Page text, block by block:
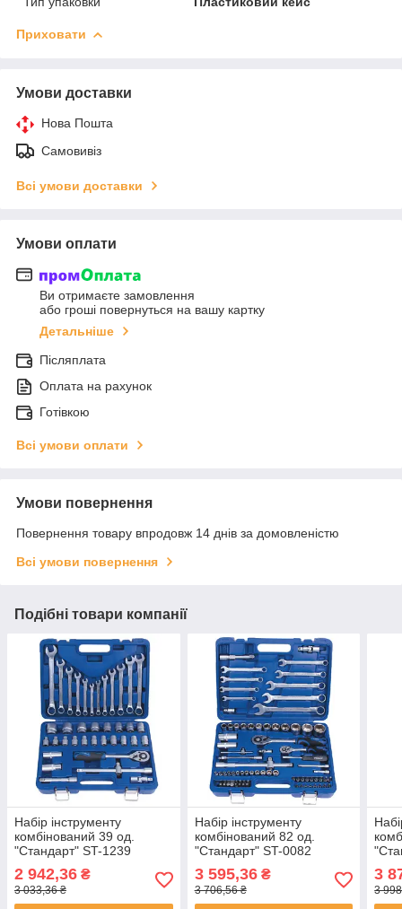
Приховати
Умови доставки
Нова Пошта
Самовивіз
Всі умови доставки
Умови оплати
Ви отримаєте замовлення
або гроші повернуться на вашу картку
Детальніше
Післяплата
Оплата на рахунок
Готівкою
Всі умови оплати
Умови повернення
Повернення товару впродовж 14 днів за домовленістю
Всі умови повернення
Подібні товари компанії
Набір інструменту
комбінований 39 од.
"Стандарт" ST-1239
2 942,36 ₴
3 033,36 ₴
Набір інструменту
комбінований 82 од.
"Стандарт" ST-0082
3 595,36₴
3 706,56 ₴
3
3